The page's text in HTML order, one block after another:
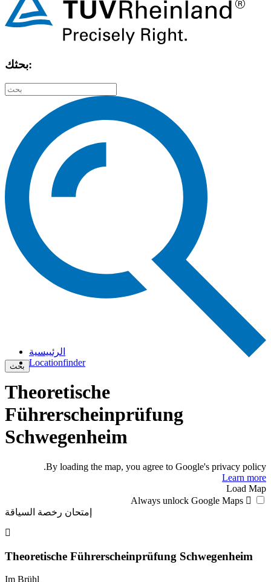
بحثك:
بحث
الرئييسية
Locationfinder
Theoretische
Führerscheinprüfung
Schwegenheim
By loading the map, you agree to Google's privacy policy.
Learn more
Load Map
Always unlock Google Maps
إمتحان رخصة السياقة
Theoretische Führerscheinprüfung Schwegenheim
Im Brühl